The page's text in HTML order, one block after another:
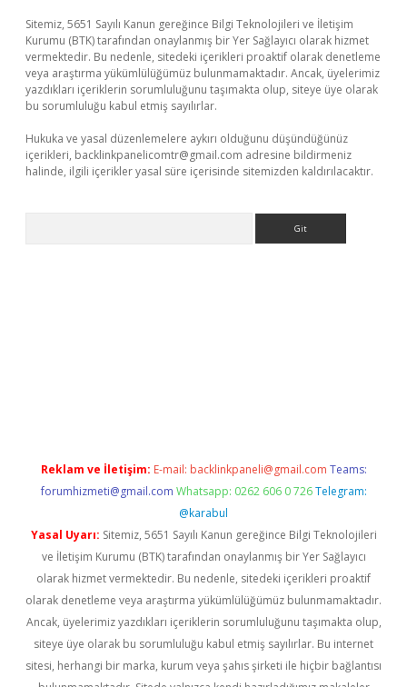
Sitemiz, 5651 Sayılı Kanun gereğince Bilgi Teknolojileri ve İletişim
Kurumu (BTK) tarafından onaylanmış bir Yer Sağlayıcı olarak hizmet
vermektedir. Bu nedenle, sitedeki içerikleri proaktif olarak denetleme
veya araştırma yükümlülüğümüz bulunmamaktadır. Ancak, üyelerimiz
yazdıkları içeriklerin sorumluluğunu taşımakta olup, siteye üye olarak
bu sorumluluğu kabul etmiş sayılırlar.
Hukuka ve yasal düzenlemelere aykırı olduğunu düşündüğünüz
içerikleri, backlinkpanelicomtr@gmail.com adresine bildirmeniz
halinde, ilgili içerikler yasal süre içerisinde sitemizden kaldırılacaktır.
Reklam ve İletişim: E-mail: backlinkpaneli@gmail.com Teams:
forumhizmeti@gmail.com Whatsapp: 0262 606 0 726 Telegram:
@karabul
Yasal Uyarı: Sitemiz, 5651 Sayılı Kanun gereğince Bilgi Teknolojileri
ve İletişim Kurumu (BTK) tarafından onaylanmış bir Yer Sağlayıcı
olarak hizmet vermektedir. Bu nedenle, sitedeki içerikleri proaktif
olarak denetleme veya araştırma yükümlülüğümüz bulunmamaktadır.
Ancak, üyelerimiz yazdıkları içeriklerin sorumluluğunu taşımakta olup,
siteye üye olarak bu sorumluluğu kabul etmiş sayılırlar. Bu internet
sitesi, herhangi bir marka, kurum veya şahıs şirketi ile hiçbir bağlantısı